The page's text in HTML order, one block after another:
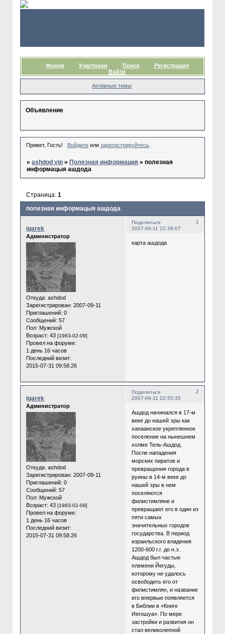
Форум Участники Поиск
Регистрация
Войти
Активные темы
Объявление
Привет, Гость! Войдитеили зарегистрируйтесь.
»ashdod vip » Полезная информация »полезная
информацыя ашдода
полезная информацыя ашдода
Страница:1
Поделиться
1
2007-09-11 22:39:07
igarek
Администратор
Откуда: ashdod
Зарегистрирован: 2007-09-11
Приглашений: 0
Сообщений: 57
Пол: Мужской
Возраст: 43[1983-02-09]
Провел на форуме:
1 день 16 часов
Последний визит:
2015-07-31 09:58:26
карта ашдода
Поделиться
2
2007-09-11 22:55:35
igarek
Администратор
Откуда: ashdod
Зарегистрирован: 2007-09-11
Приглашений: 0
Сообщений: 57
Пол: Мужской
Возраст: 43[1983-02-09]
Провел на форуме:
1 день 16 часов
Последний визит:
2015-07-31 09:58:26
Ашдод начинался в 17-м
веке до нашей эры как
ханаанское укрепленное
поселение на нынешнем
холме Тель-Ашдод.
После нападения
морских пиратов и
превращения города в
руины в 14-м веке до
нашей эры в нем
поселяются
филистимляне и
превращают его в один из
пяти самых
значительных городов
государства. В период
израильского владения
1200-600 г.г. до н.э.
Ашдод был частью
племени Йегуды,
которому не удалось
освободить его от
филистимлян, и название
его впервые появляется
в Библии в «Книге
Иегошуа». По мере
застройки и развития он
стал великолепной